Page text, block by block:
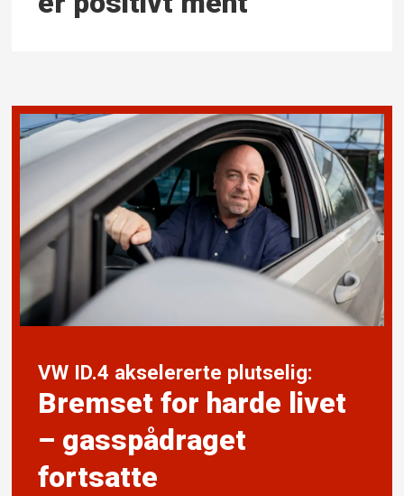
VW ID.4 akselererte plutselig:
Bremset for harde livet
– gasspådraget
fortsatte